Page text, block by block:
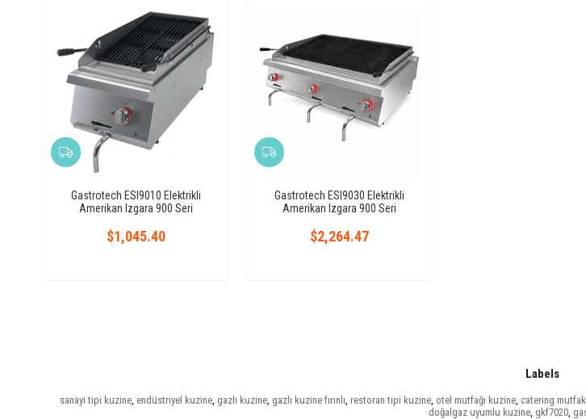
Gastrotech ESI9010 Elektrikli
Amerikan Izgara 900 Seri
$1,045.40
Gastrotech ESI9030 Elektrikli
Amerikan Izgara 900 Seri
$2,264.47
Labels
sanayi tipi kuzine endüstriyel kuzine gazlı kuzine gazlı kuzine fırınlı restoran tipi kuzine otel mutfağı kuzine catering mutfak
doğalgaz uyumlu kuzine gkf7020